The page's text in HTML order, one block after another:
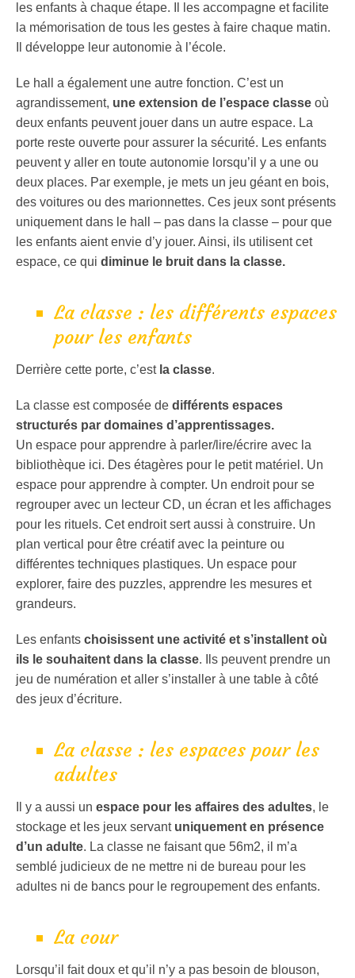
les enfants à chaque étape. Il les accompagne et facilite
la mémorisation de tous les gestes à faire chaque matin.
Il développe leur autonomie à l’école.
Le hall a également une autre fonction. C’est un
agrandissement, une extension de l’espace classe où
deux enfants peuvent jouer dans un autre espace. La
porte reste ouverte pour assurer la sécurité. Les enfants
peuvent y aller en toute autonomie lorsqu’il y a une ou
deux places. Par exemple, je mets un jeu géant en bois,
des voitures ou des marionnettes. Ces jeux sont présents
uniquement dans le hall – pas dans la classe – pour que
les enfants aient envie d’y jouer. Ainsi, ils utilisent cet
espace, ce qui diminue le bruit dans la classe.
La classe : les différents espaces
pour les enfants
Derrière cette porte, c’est la classe.
La classe est composée de différents espaces
structurés par domaines d’apprentissages.
Un espace pour apprendre à parler/lire/écrire avec la
bibliothèque ici. Des étagères pour le petit matériel. Un
espace pour apprendre à compter. Un endroit pour se
regrouper avec un lecteur CD, un écran et les affichages
pour les rituels. Cet endroit sert aussi à construire. Un
plan vertical pour être créatif avec la peinture ou
différentes techniques plastiques. Un espace pour
explorer, faire des puzzles, apprendre les mesures et
grandeurs.
Les enfants choisissent une activité et s’installent où
ils le souhaitent dans la classe. Ils peuvent prendre un
jeu de numération et aller s’installer à une table à côté
des jeux d’écriture.
La classe : les espaces pour les
adultes
Il y a aussi un espace pour les affaires des adultes, le
stockage et les jeux servant uniquement en présence
d’un adulte. La classe ne faisant que 56m2, il m’a
semblé judicieux de ne mettre ni de bureau pour les
adultes ni de bancs pour le regroupement des enfants.
La cour
Lorsqu’il fait doux et qu’il n’y a pas besoin de blouson,